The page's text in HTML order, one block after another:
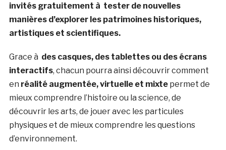
invités gratuitement à tester de nouvelles
manières d’explorer les patrimoines historiques,
artistiques et scientifiques.
Grace à des casques, des tablettes ou des écrans
interactifs, chacun pourra ainsi découvrir comment
en réalité augmentée, virtuelle et mixtepermet de
mieux comprendre l’histoire ou la science, de
découvrir les arts, de jouer avec les particules
physiques et de mieux comprendre les questions
d’environnement.